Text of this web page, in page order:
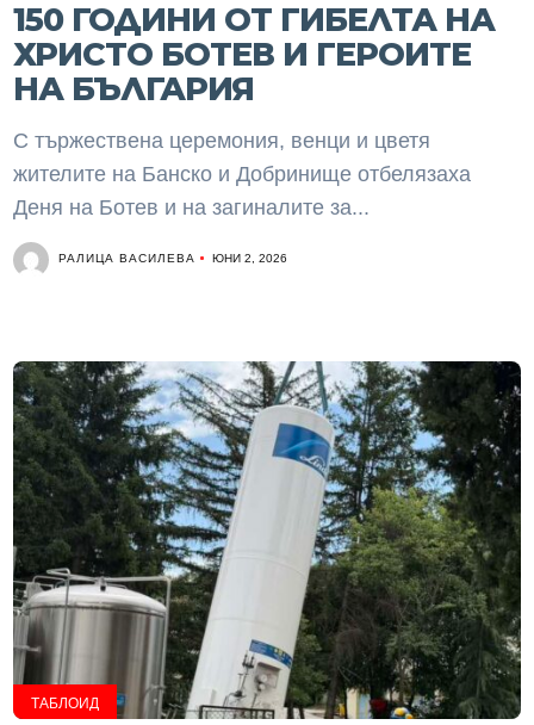
150 ГОДИНИ ОТ ГИБЕЛТА НА
ХРИСТО БОТЕВ И ГЕРОИТЕ
НА БЪЛГАРИЯ
С тържествена церемония, венци и цветя
жителите на Банско и Добринище отбелязаха
Деня на Ботев и на загиналите за...
РАЛИЦА ВАСИЛЕВА ЮНИ 2, 2026
ТАБЛОИД